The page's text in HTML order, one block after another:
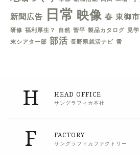
新聞広告 日常 映像 春 東御市
研修 福利厚生？ 自然 菅平 製品カタログ 見学
末シアター部 部活 長野県就活ナビ 雪
H HEAD OFFICE
サングラフィカ本社
F FACTORY
サングラフィカファクトリー